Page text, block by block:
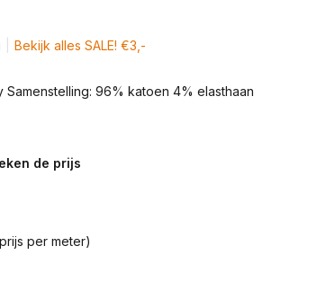
Bekijk alles SALE! €3,-
Samenstelling: 96% katoen 4% elasthaan
de prijs
per meter)